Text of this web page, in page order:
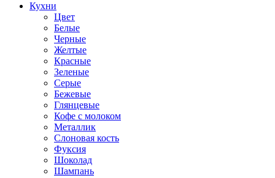
Кухни
Цвет
Белые
Черные
Желтые
Красные
Зеленые
Серые
Бежевые
Глянцевые
Кофе с молоком
Металлик
Слоновая кость
Фуксия
Шоколад
Шампань